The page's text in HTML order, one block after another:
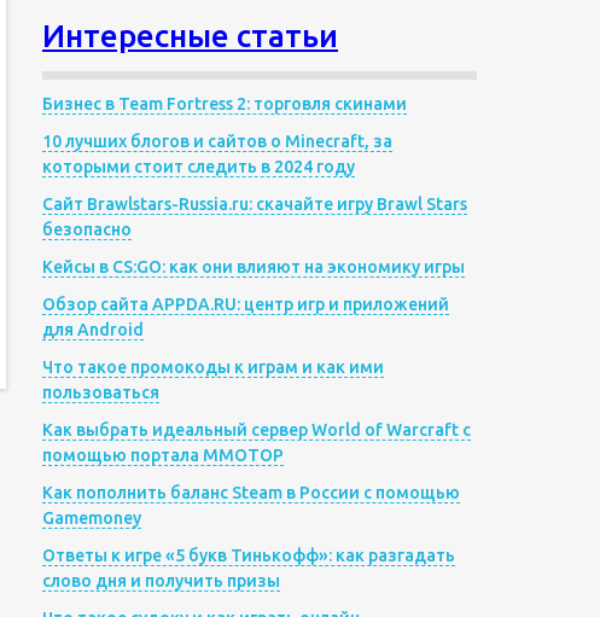
Интересные статьи
Бизнес в Team Fortress 2: торговля скинами
10 лучших блогов и сайтов о Minecraft, за
которыми стоит следить в 2024 году
Сайт Brawlstars-Russia.ru: скачайте игру Brawl Stars
безопасно
Кейсы в CS:GO: как они влияют на экономику игры
Обзор сайта APPDA.RU: центр игр и приложений
для Android
Что такое промокоды к играм и как ими
пользоваться
Как выбрать идеальный сервер World of Warcraft с
помощью портала MMOTOP
Как пополнить баланс Steam в России с помощью
Gamemoney
Ответы к игре «5 букв Тинькофф»: как разгадать
слово дня и получить призы